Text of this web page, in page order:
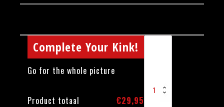
Complete Your Kink!
Go for the whole picture
Product totaal €29,95